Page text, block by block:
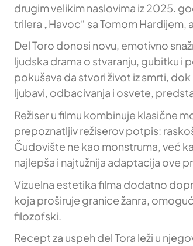
drugim velikim naslovima iz 2025.
trilera „Havoc“ sa Tomom Hardijem,
Del Toro donosi novu, emotivno
ljudska drama o stvaranju, gubitku i
pokušava da stvori život iz smrti,
ljubavi, odbacivanja i osvete,
Režiser u filmu kombinuje klasične
prepoznatljiv režiserov potpis:
Čudovište ne kao monstruma, već
najlepša i najtužnija adaptacija ove
Vizuelna estetika filma dodatno
koja proširuje granice žanra,
filozofski.
Recept za uspeh del Tora leži u